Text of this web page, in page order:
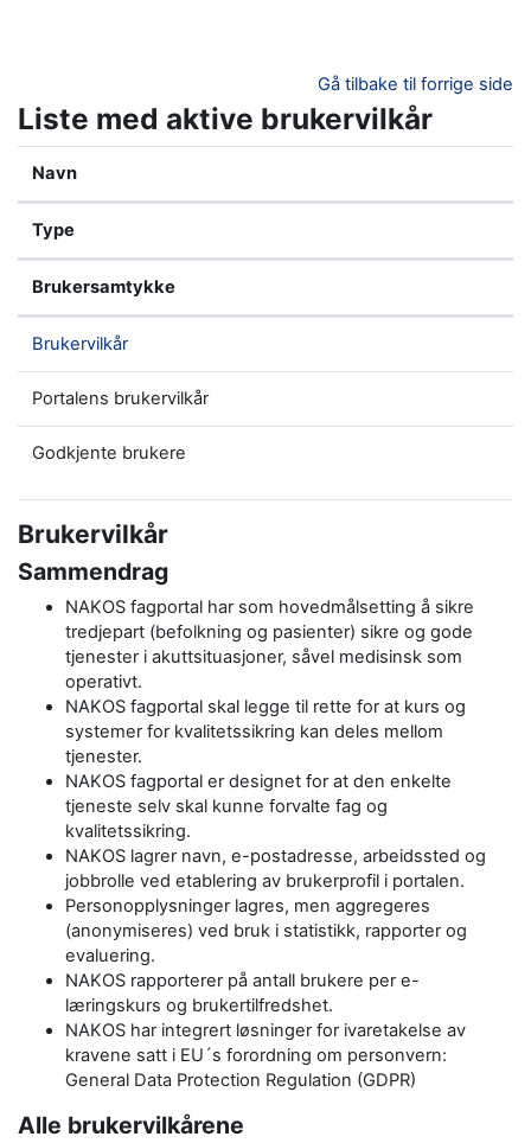
Gå tilbake til forrige side
Liste med aktive brukervilkår
Navn
Type
Brukersamtykke
Brukervilkår
Portalens brukervilkår
Godkjente brukere
Brukervilkår
Sammendrag
NAKOS fagportal har som hovedmålsetting å sikre
tredjepart (befolkning og pasienter) sikre og gode
tjenester i akuttsituasjoner, såvel medisinsk som
operativt.
NAKOS fagportal skal legge til rette for at kurs og
systemer for kvalitetssikring kan deles mellom
tjenester.
NAKOS fagportal er designet for at den enkelte
tjeneste selv skal kunne forvalte fag og
kvalitetssikring.
NAKOS lagrer navn, e-postadresse, arbeidssted og
jobbrolle ved etablering av brukerprofil i portalen.
Personopplysninger lagres, men aggregeres
(anonymiseres) ved bruk i statistikk, rapporter og
evaluering.
NAKOS rapporterer på antall brukere per e-
læringskurs og brukertilfredshet.
NAKOS har integrert løsninger for ivaretakelse av
kravene satt i EU´s forordning om personvern:
General Data Protection Regulation (GDPR)
Alle brukervilkårene